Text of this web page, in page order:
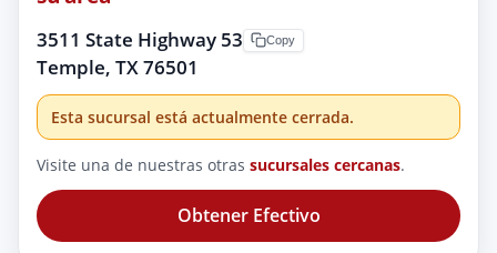
3511 State Highway 53
Temple, TX 76501
Copy
Esta sucursal está actualmente cerrada.
Visite una de nuestras otras sucursales cercanas.
Obtener Efectivo